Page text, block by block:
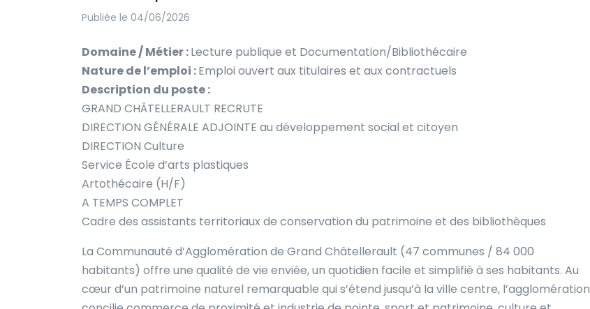
Publiée le 04/06/2026
Domaine / Métier :Lecture publique et Documentation/Bibliothécaire
Nature de l’emploi :Emploi ouvert aux titulaires et aux contractuels
Description du poste :
GRAND CHÂTELLERAULT RECRUTE
DIRECTION GÉNÉRALE ADJOINTE au développement social et citoyen
DIRECTION Culture
Service École d’arts plastiques
Artothécaire (H/F)
A TEMPS COMPLET
Cadre des assistants territoriaux de conservation du patrimoine et des bibliothèques
La Communauté d’Agglomération de Grand Châtellerault (47 communes / 84 000
habitants) offre une qualité de vie enviée, un quotidien facile et simplifié à ses habitants. Au
cœur d’un patrimoine naturel remarquable qui s’étend jusqu’à la ville centre, l’agglomération